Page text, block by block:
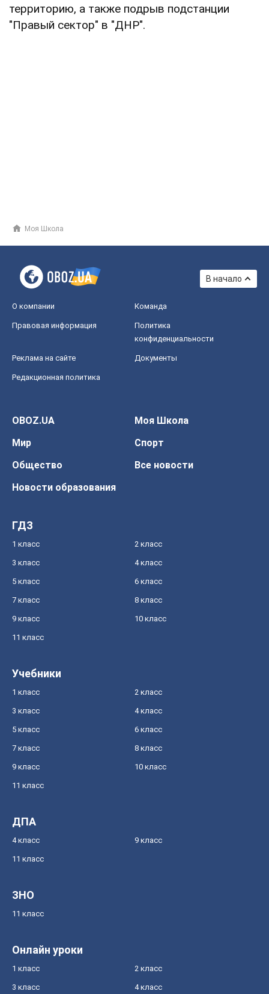
территорию, а также подрыв подстанции
"Правый сектор" в "ДНР".
Моя Школа
В начало
О компании Команда
Правовая информация
Политика
конфиденциальности
Реклама на сайте Документы
Редакционная политика
OBOZ.UA
Моя Школа
Мир
Спорт
Общество
Все новости
Новости образования
ГДЗ
1 класс 2 класс
3 класс 4 класс
5 класс 6 класс
7 класс 8 класс
9 класс 10 класс
11 класс
Учебники
1 класс 2 класс
3 класс 4 класс
5 класс 6 класс
7 класс 8 класс
9 класс 10 класс
11 класс
ДПА
4 класс 9 класс
11 класс
ЗНО
11 класс
Онлайн уроки
1 класс 2 класс
3 класс 4 класс